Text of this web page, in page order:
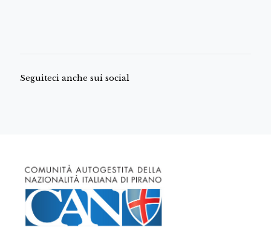
Seguiteci anche sui social